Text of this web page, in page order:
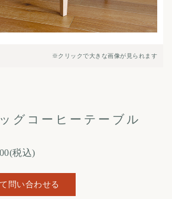
※クリックで大きな画像が見られます
グコーヒーテーブル
税込)
問い合わせる